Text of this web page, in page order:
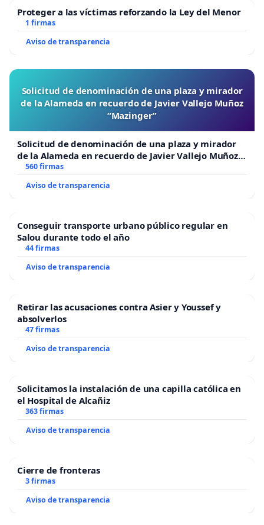
Proteger a las víctimas reforzando la Ley del Menor
1 firmas
Aviso de transparencia
Solicitud de denominación de una plaza y mirador
de la Alameda en recuerdo de Javier Vallejo Muñoz
“Mazinger”
Solicitud de denominación de una plaza y mirador
de la Alameda en recuerdo de Javier Vallejo Muñoz
“Mazinger”
560 firmas
Aviso de transparencia
Conseguir transporte urbano público regular en
Salou durante todo el año
44 firmas
Aviso de transparencia
Retirar las acusaciones contra Asier y Youssef y
absolverlos
47 firmas
Aviso de transparencia
Solicitamos la instalación de una capilla católica en
el Hospital de Alcañiz
363 firmas
Aviso de transparencia
Cierre de fronteras
3 firmas
Aviso de transparencia